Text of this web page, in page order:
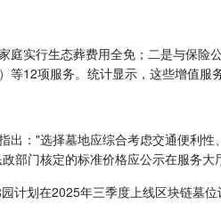
庭实行生态葬费用全免；二是与保
等12项服务。统计显示，这些增值服
："选择墓地应综合考虑交通便利性
部门核定的标准价格应公示在服务
计划在2025年三季度上线区块链墓